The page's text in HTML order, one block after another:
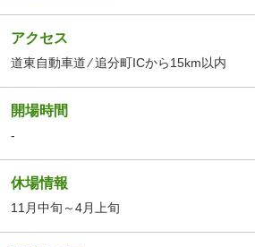
アクセス
道東自動車道 ⁄ 追分町ICから15km以内
開場時間
-
休場情報
11月中旬～4月上旬